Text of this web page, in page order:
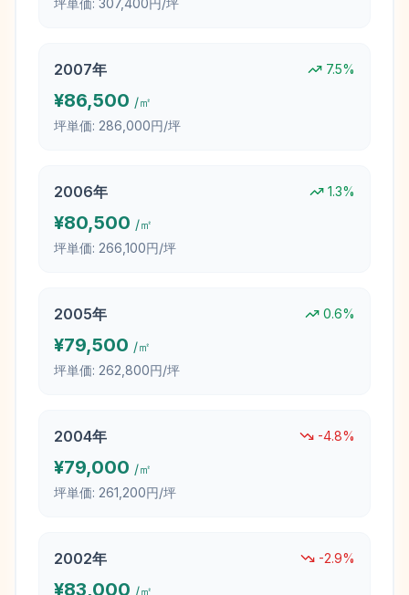
坪単価: 307,400円/坪
2007年 7.5%
¥86,500 /㎡
坪単価: 286,000円/坪
2006年 1.3%
¥80,500 /㎡
坪単価: 266,100円/坪
2005年 0.6%
¥79,500 /㎡
坪単価: 262,800円/坪
2004年 -4.8%
¥79,000 /㎡
坪単価: 261,200円/坪
2002年 -2.9%
¥83,000 /㎡